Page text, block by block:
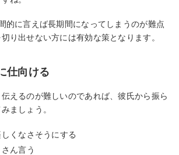
的に言えば長期間になってしまうのが難点
り出せない方には有効な策となります。
仕向ける
えるのが難しいのであれば、彼氏から振ら
ましょう。
くなさそうにする
ん言う